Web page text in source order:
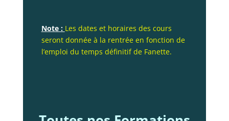
Note : Les dates et horaires des cours
seront donnée à la rentrée en fonction de
l’emploi du temps définitif de Fanette.